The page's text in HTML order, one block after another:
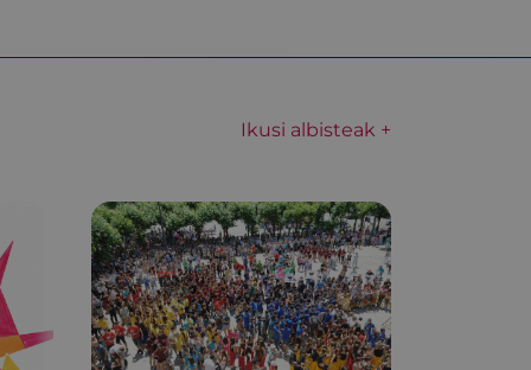
Ikusi albisteak +